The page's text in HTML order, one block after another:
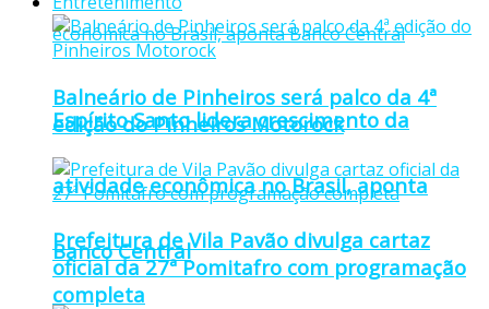
Espírito Santo lidera crescimento da
atividade econômica no Brasil, aponta
Banco Central
Balneário de Pinheiros será palco da 4ª
edição do Pinheiros Motorock
Prefeitura de Vila Pavão divulga cartaz
oficial da 27ª Pomitafro com programação
completa